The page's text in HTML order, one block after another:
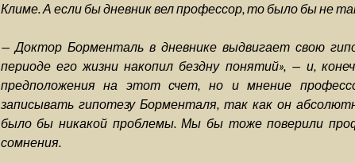
Климе. А если бы дневник вел профессор, то было бы не
— Доктор Борменталь в дневнике выдвигает свою
периоде его жизни накопил бездну понятий», — и,
предположения на этот счет, но и мнение
записывать гипотезу Борменталя, так как он
было бы никакой проблемы. Мы бы тоже поверили
сомнения.